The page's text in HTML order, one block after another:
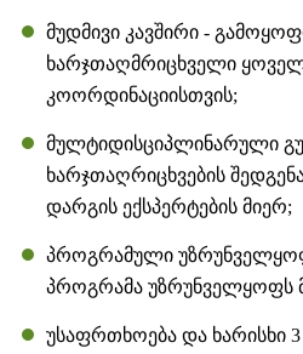
მუდმივი კავშირი -
ხარჯთაღმრიცხველი
კოორდინაციისთვის;
მულტიდისციპლინარული
ხარჯთაღრიცხვების
დარგის ექსპერტების მიერ;
პროგრამული
პროგრამა უზრუნველყოფს
უსაფრთხოება და ხარისხი 3